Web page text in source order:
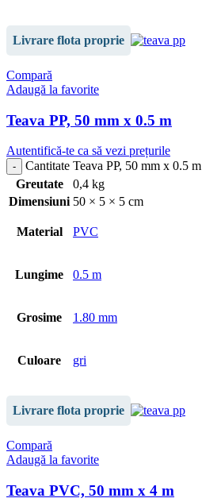
Livrare flota proprie
Compară
Adaugă la favorite
Teava PP, 50 mm x 0.5 m
Autentifică-te ca să vezi prețurile
Cantitate Teava PP, 50 mm x 0.5 m
Greutate
0,4 kg
Dimensiuni 50 × 5 × 5 cm
Material PVC
Lungime 0.5 m
Grosime 1.80 mm
Culoare gri
Livrare flota proprie
Compară
Adaugă la favorite
Teava PVC, 50 mm x 4 m